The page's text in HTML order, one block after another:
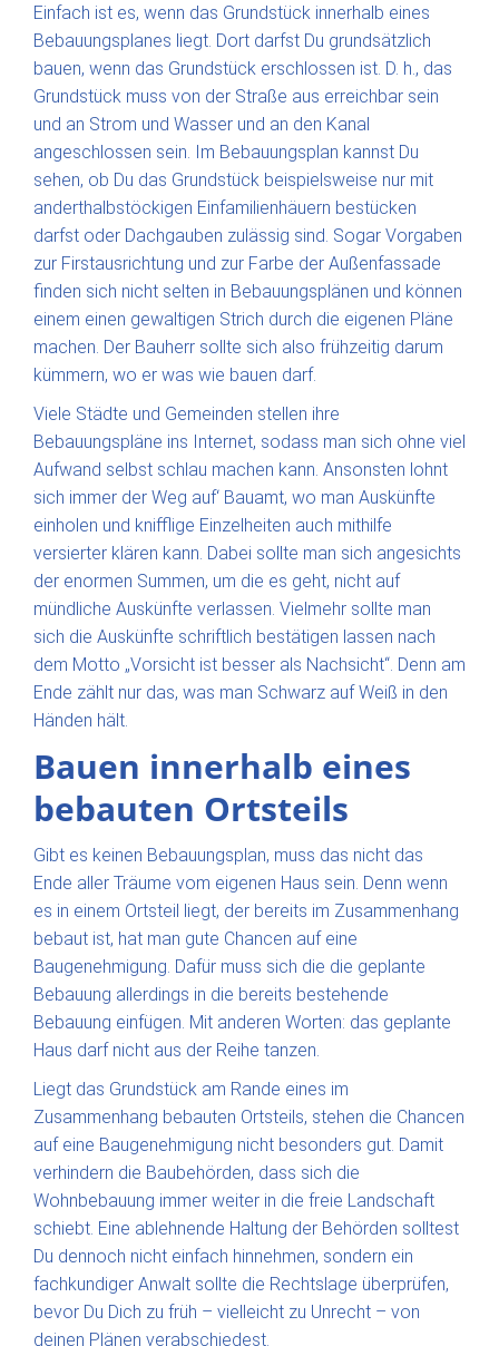
Einfach ist es, wenn das Grundstück innerhalb eines
Bebauungsplanes liegt. Dort darfst Du grundsätzlich
bauen, wenn das Grundstück erschlossen ist. D. h., das
Grundstück muss von der Straße aus erreichbar sein
und an Strom und Wasser und an den Kanal
angeschlossen sein. Im Bebauungsplan kannst Du
sehen, ob Du das Grundstück beispielsweise nur mit
anderthalbstöckigen Einfamilienhäuern bestücken
darfst oder Dachgauben zulässig sind. Sogar Vorgaben
zur Firstausrichtung und zur Farbe der Außenfassade
finden sich nicht selten in Bebauungsplänen und können
einem einen gewaltigen Strich durch die eigenen Pläne
machen. Der Bauherr sollte sich also frühzeitig darum
kümmern, wo er was wie bauen darf.
Viele Städte und Gemeinden stellen ihre
Bebauungspläne ins Internet, sodass man sich ohne viel
Aufwand selbst schlau machen kann. Ansonsten lohnt
sich immer der Weg auf‘ Bauamt, wo man Auskünfte
einholen und knifflige Einzelheiten auch mithilfe
versierter klären kann. Dabei sollte man sich angesichts
der enormen Summen, um die es geht, nicht auf
mündliche Auskünfte verlassen. Vielmehr sollte man
sich die Auskünfte schriftlich bestätigen lassen nach
dem Motto „Vorsicht ist besser als Nachsicht“. Denn am
Ende zählt nur das, was man Schwarz auf Weiß in den
Händen hält.
Bauen innerhalb eines
bebauten Ortsteils
Gibt es keinen Bebauungsplan, muss das nicht das
Ende aller Träume vom eigenen Haus sein. Denn wenn
es in einem Ortsteil liegt, der bereits im Zusammenhang
bebaut ist, hat man gute Chancen auf eine
Baugenehmigung. Dafür muss sich die die geplante
Bebauung allerdings in die bereits bestehende
Bebauung einfügen. Mit anderen Worten: das geplante
Haus darf nicht aus der Reihe tanzen.
Liegt das Grundstück am Rande eines im
Zusammenhang bebauten Ortsteils, stehen die Chancen
auf eine Baugenehmigung nicht besonders gut. Damit
verhindern die Baubehörden, dass sich die
Wohnbebauung immer weiter in die freie Landschaft
schiebt. Eine ablehnende Haltung der Behörden solltest
Du dennoch nicht einfach hinnehmen, sondern ein
fachkundiger Anwalt sollte die Rechtslage überprüfen,
bevor Du Dich zu früh – vielleicht zu Unrecht – von
deinen Plänen verabschiedest.